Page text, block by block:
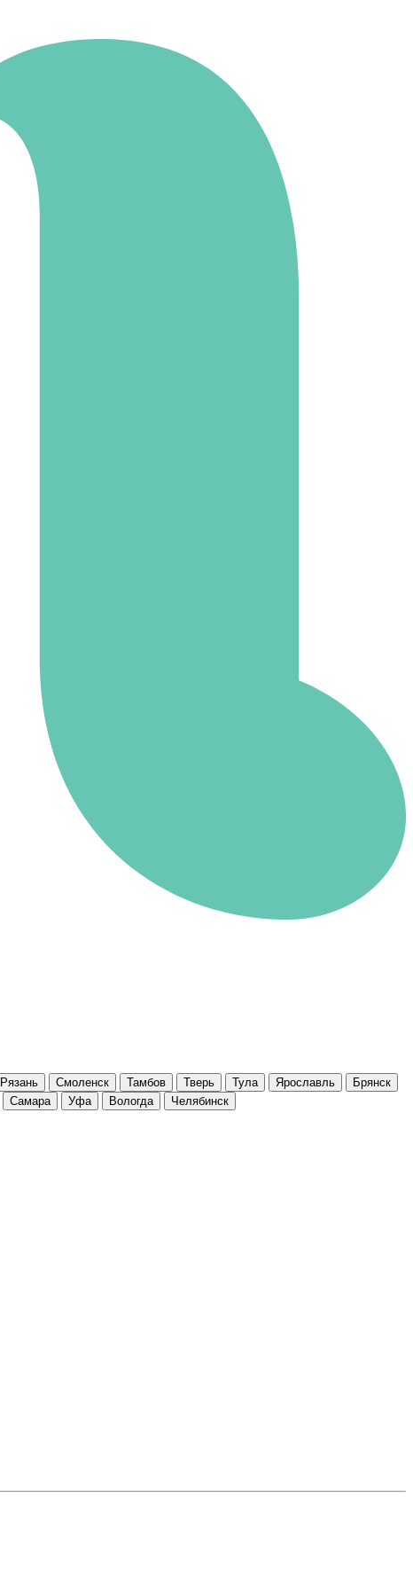
Рязань Смоленск Тамбов Тверь Тула Ярославль
Брянск
Самара Уфа Вологда Челябинск